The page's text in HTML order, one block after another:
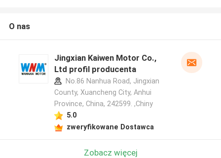
O nas
Jingxian Kaiwen Motor Co.,
Ltd profil producenta
No.86 Nanhua Road, Jingxian
County, Xuancheng City, Anhui
Province, China, 242599. ,Chiny
5.0
zweryfikowane Dostawca
Zobacz więcej